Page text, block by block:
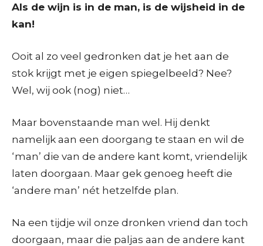
Als de wijn is in de man, is de wijsheid in de
kan!
Ooit al zo veel gedronken dat je het aan de
stok krijgt met je eigen spiegelbeeld? Nee?
Wel, wij ook (nog) niet…
Maar bovenstaande man wel. Hij denkt
namelijk aan een doorgang te staan en wil de
‘man’ die van de andere kant komt, vriendelijk
laten doorgaan. Maar gek genoeg heeft die
‘andere man’ nét hetzelfde plan.
Na een tijdje wil onze dronken vriend dan toch
doorgaan, maar die paljas aan de andere kant